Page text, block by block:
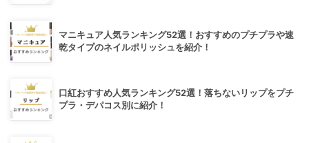
マニキュア人気ランキング52選！おすすめのプチプラや速
乾タイプのネイルポリッシュを紹介！
口紅おすすめ人気ランキング52選！落ちないリップをプチ
プラ・デパコス別に紹介！